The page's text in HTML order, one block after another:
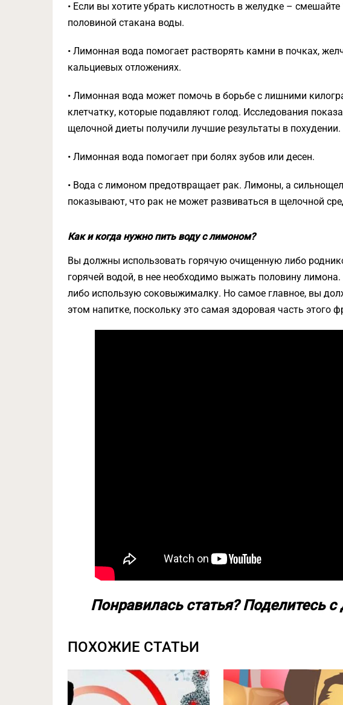
• Если вы хотите убрать кислотность в желудке –
половиной стакана воды.
• Лимонная вода помогает растворять камни в почках,
кальциевых отложениях.
• Лимонная вода может помочь в борьбе с лишними
клетчатку, которые подавляют голод. Исследования
щелочной диеты получили лучшие результаты в похудении.
• Лимонная вода помогает при болях зубов или десен.
• Вода с лимоном предотвращает рак. Лимоны, а
показывают, что рак не может развиваться в щелочной
Как и когда нужно пить воду с лимоном?
Вы должны использовать горячую очищенную либо
горячей водой, в нее необходимо выжать половину
либо использую соковыжималку. Но самое главное, вы
этом напитке, поскольку это самая здоровая часть этого
Понравилась статья? Поделитесь
ПОХОЖИЕ СТАТЬИ